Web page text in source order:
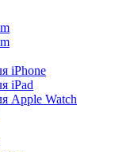
iPhone
iPad
Apple Watch